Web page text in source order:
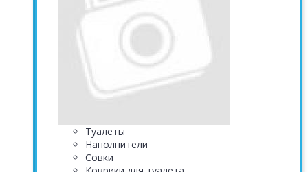
Туалеты
Наполнители
Совки